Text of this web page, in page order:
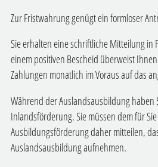
Zur Fristwahrung genügt ein formloser
Sie erhalten eine schriftliche Mitteilung in
einem positiven Bescheid überweist
Zahlungen monatlich im Voraus auf das
Während der Auslandsausbildung haben
Inlandsförderung. Sie müssen dem für
Ausbildungsförderung daher mitteilen,
Auslandsausbildung aufnehmen.